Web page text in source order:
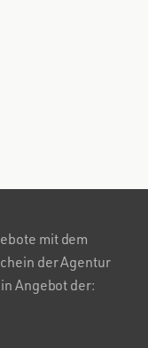
mit dem
der Agentur
Angebot der: